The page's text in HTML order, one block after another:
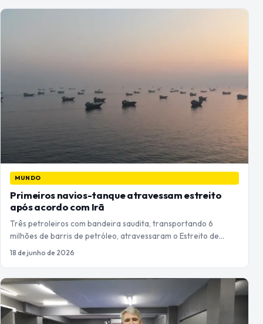
MUNDO
Primeiros navios-tanque atravessam estreito
após acordo com Irã
Três petroleiros com bandeira saudita, transportando 6
milhões de barris de petróleo, atravessaram o Estreito de…
18 de junho de 2026